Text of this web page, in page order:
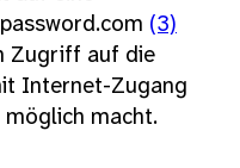
(3)
Zugriff auf die
Internet-Zugang
möglich macht.